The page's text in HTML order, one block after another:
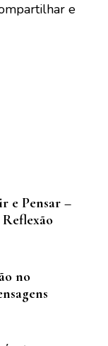
e
e Pensar –
Reflexão
no